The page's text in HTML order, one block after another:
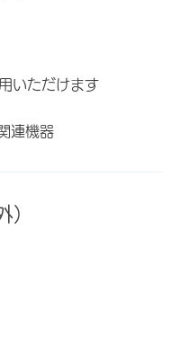
いただけます
連機器
）